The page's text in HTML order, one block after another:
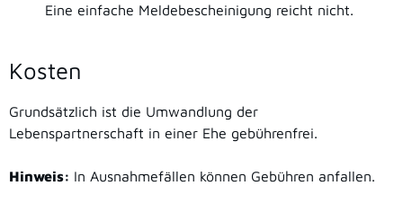
Eine einfache Meldebescheinigung reicht nicht.
Kosten
Grundsätzlich ist die Umwandlung der
Lebenspartnerschaft in einer Ehe gebührenfrei.
Hinweis: In Ausnahmefällen können Gebühren anfallen.